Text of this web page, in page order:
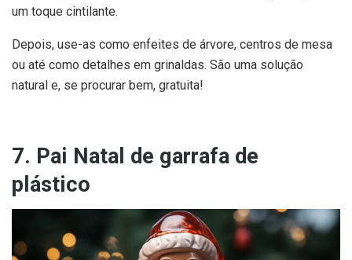
um toque cintilante.
Depois, use-as como enfeites de árvore, centros de mesa
ou até como detalhes em grinaldas. São uma solução
natural e, se procurar bem, gratuita!
7. Pai Natal de garrafa de
plástico